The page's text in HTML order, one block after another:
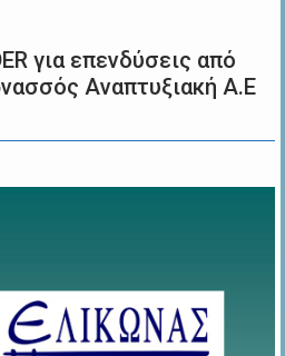
για επενδύσεις από
Αναπτυξιακή Α.Ε